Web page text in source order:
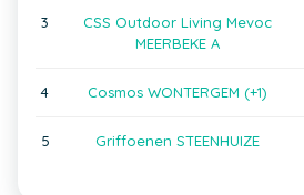
3
CSS Outdoor Living Mevoc
MEERBEKE A
4 Cosmos WONTERGEM (+1)
5 Griffoenen STEENHUIZE